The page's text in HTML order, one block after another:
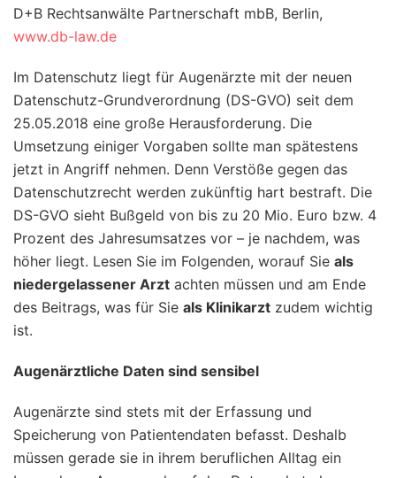
D+B Rechtsanwälte Partnerschaft mbB, Berlin,
www.db-law.de
Im Datenschutz liegt für Augenärzte mit der neuen
Datenschutz-Grundverordnung (DS-GVO) seit dem
25.05.2018 eine große Herausforderung. Die
Umsetzung einiger Vorgaben sollte man spätestens
jetzt in Angriff nehmen. Denn Verstöße gegen das
Datenschutzrecht werden zukünftig hart bestraft. Die
DS-GVO sieht Bußgeld von bis zu 20 Mio. Euro bzw. 4
Prozent des Jahresumsatzes vor – je nachdem, was
höher liegt. Lesen Sie im Folgenden, worauf Sie als
niedergelassener Arzt achten müssen und am Ende
des Beitrags, was für Sie als Klinikarzt zudem wichtig
ist.
Augenärztliche Daten sind sensibel
Augenärzte sind stets mit der Erfassung und
Speicherung von Patientendaten befasst. Deshalb
müssen gerade sie in ihrem beruflichen Alltag ein